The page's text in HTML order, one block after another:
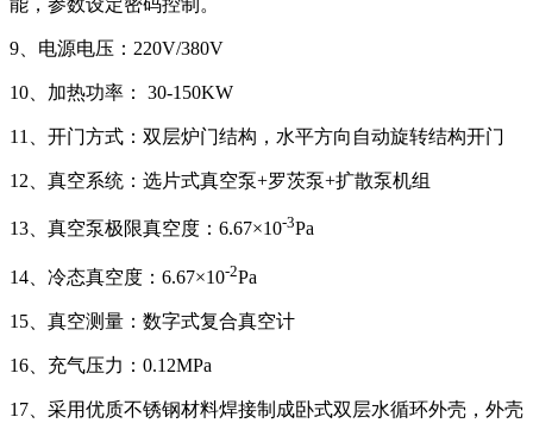
能，参数设定密码控制。
9、电源电压：220V/380V
10、加热功率： 30-150KW
11、开门方式：双层炉门结构，水平方向自动旋转结构开门
12、真空系统： 选片式真空泵+罗茨泵+扩散泵机组
13、真空泵极限真空度：6.67×10-3Pa
14、冷态真空度：6.67×10-2Pa
15、真空测量：数字式复合真空计
16、 充气压力： 0.12MPa
17、采用优质不锈钢材料焊接制成卧式双层水循环外壳，外壳